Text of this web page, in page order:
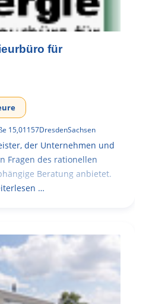
für
15,01157DresdenSachsen
der Unternehmen und
Fragen des rationellen
Beratung anbietet.
…